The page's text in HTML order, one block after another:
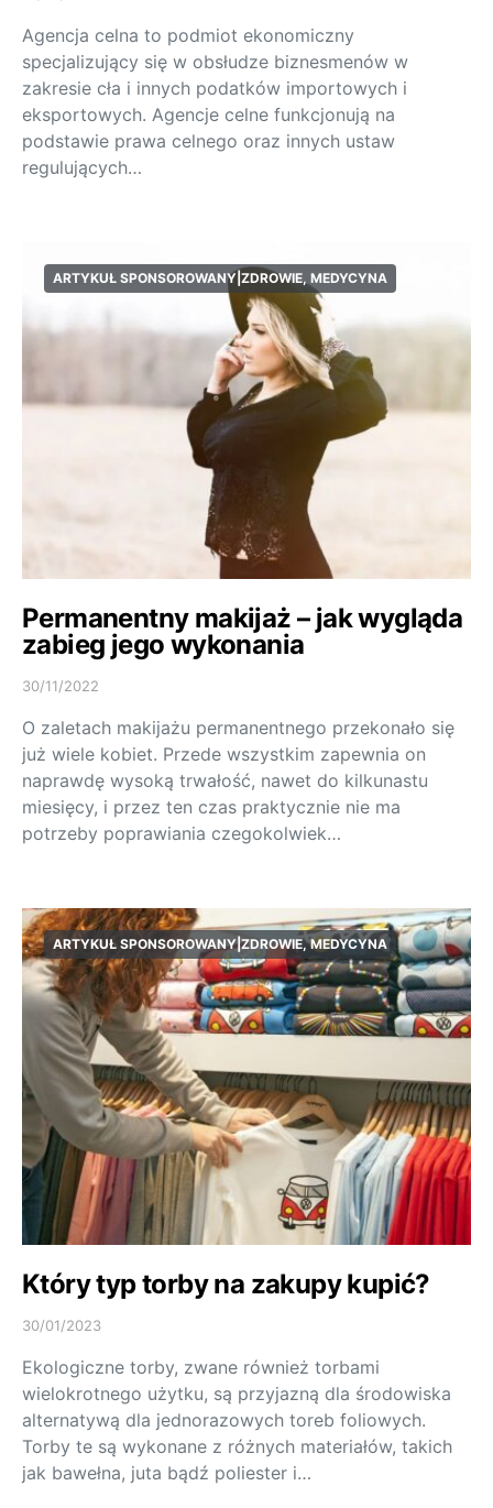
Agencja celna to podmiot ekonomiczny
specjalizujący się w obsłudze biznesmenów w
zakresie cła i innych podatków importowych i
eksportowych. Agencje celne funkcjonują na
podstawie prawa celnego oraz innych ustaw
regulujących…
ARTYKUŁ SPONSOROWANY|ZDROWIE, MEDYCYNA
Permanentny makijaż – jak wygląda
zabieg jego wykonania
30/11/2022
O zaletach makijażu permanentnego przekonało się
już wiele kobiet. Przede wszystkim zapewnia on
naprawdę wysoką trwałość, nawet do kilkunastu
miesięcy, i przez ten czas praktycznie nie ma
potrzeby poprawiania czegokolwiek…
ARTYKUŁ SPONSOROWANY|ZDROWIE, MEDYCYNA
Który typ torby na zakupy kupić?
30/01/2023
Ekologiczne torby, zwane również torbami
wielokrotnego użytku, są przyjazną dla środowiska
alternatywą dla jednorazowych toreb foliowych.
Torby te są wykonane z różnych materiałów, takich
jak bawełna, juta bądź poliester i…